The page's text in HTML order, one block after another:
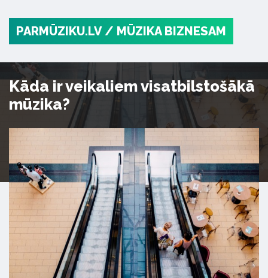
PARMŪZIKU.LV / MŪZIKA BIZNESAM
Kāda ir veikaliem visatbilstošākā
mūzika?